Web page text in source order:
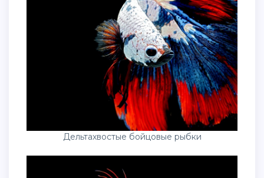
Дельтахвостые бойцовые рыбки